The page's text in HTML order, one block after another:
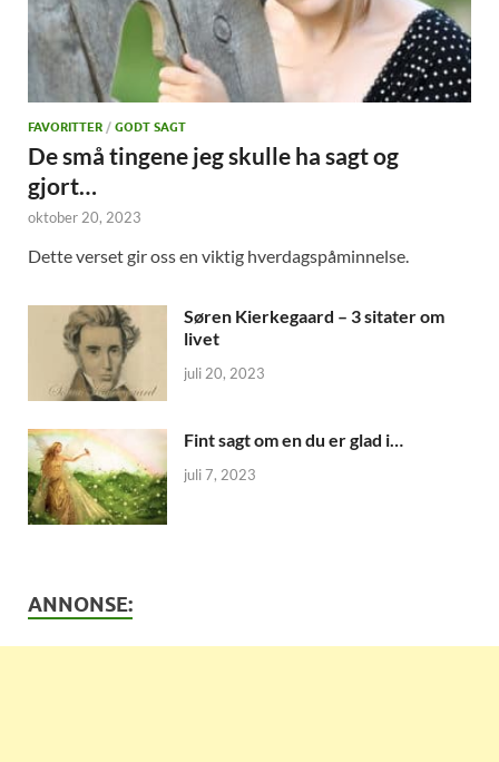
FAVORITTER / GODT SAGT
De små tingene jeg skulle ha sagt og
gjort…
oktober 20, 2023
Dette verset gir oss en viktig hverdagspåminnelse.
Søren Kierkegaard – 3 sitater om
livet
juli 20, 2023
Fint sagt om en du er glad i…
juli 7, 2023
ANNONSE: